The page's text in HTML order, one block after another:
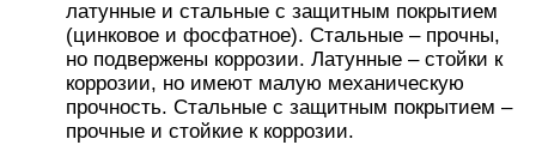
латунные и стальные с защитным покрытием
(цинковое и фосфатное). Стальные – прочны,
но подвержены коррозии. Латунные – стойки к
коррозии, но имеют малую механическую
прочность. Стальные с защитным покрытием –
прочные и стойкие к коррозии.